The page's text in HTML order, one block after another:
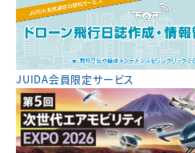
JUIDA会員限定サービス